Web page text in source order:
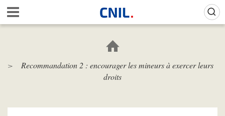
Aller
au
contenu
c
i
N
Recommandation 2 : encourager les mineurs à exercer leurs
droits
Gestion de vos préférences sur les cookies (témoins de connexion)